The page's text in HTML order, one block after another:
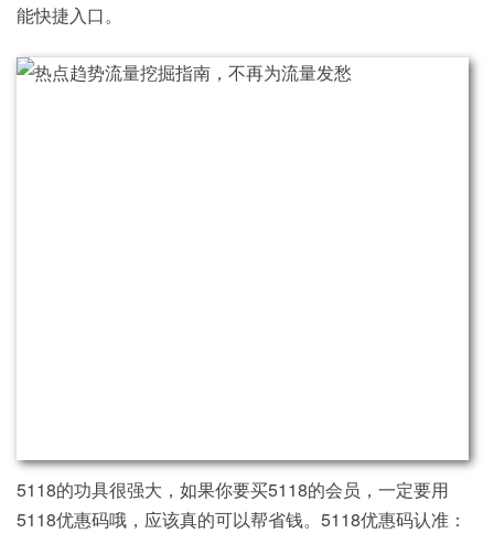
能快捷入口。
5118的功具很强大，如果你要买5118的会员，一定要用
5118优惠码哦，应该真的可以帮省钱。5118优惠码认准：